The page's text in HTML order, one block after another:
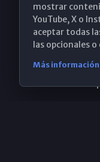
mostrar
YouTube, X o
aceptar todas
las opcionales
Más información